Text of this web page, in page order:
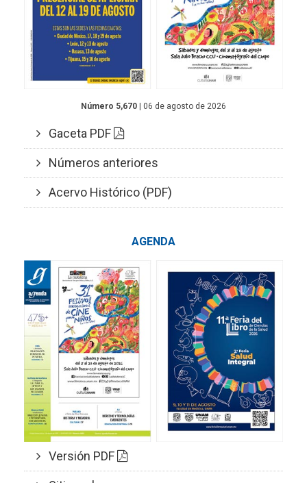
Número 5,670 | 06 de agosto de 2026
Gaceta PDF
Números anteriores
Acervo Histórico (PDF)
AGENDA
Versión PDF